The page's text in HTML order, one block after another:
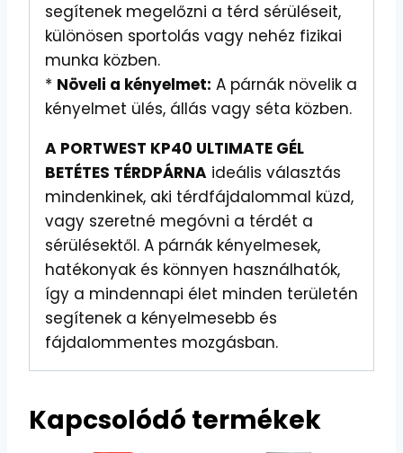
segítenek megelőzni a térd sérüléseit,
különösen sportolás vagy nehéz fizikai
munka közben.
* Növeli a kényelmet: A párnák növelik a
kényelmet ülés, állás vagy séta közben.
A PORTWEST KP40 ULTIMATE GÉL
BETÉTES TÉRDPÁRNA ideális választás
mindenkinek, aki térdfájdalommal küzd,
vagy szeretné megóvni a térdét a
sérülésektől. A párnák kényelmesek,
hatékonyak és könnyen használhatók,
így a mindennapi élet minden területén
segítenek a kényelmesebb és
fájdalommentes mozgásban.
Kapcsolódó termékek